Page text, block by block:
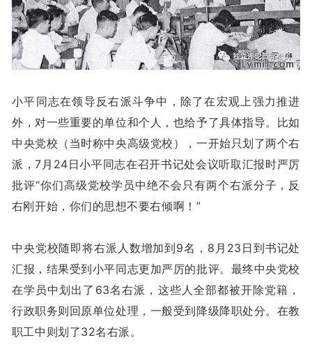
小平同志在领导反右派斗争中，除了在宏观上强力推进
外，对一些重要的单位和个人，也给予了具体指导。比如
中央党校（当时称中央高级党校），一开始只划了两个右
派，7月24日小平同志在召开书记处会议听取汇报时严厉
批评“你们高级党校学员中绝不会只有两个右派分子，反
右刚开始，你们的思想不要右倾啊！”
中央党校随即将右派人数增加到9名，8月23日到书记处
汇报，结果受到小平同志更加严厉的批评。最终中央党校
在学员中划出了63名右派，这些人全部都被开除党籍，
行政职务则回原单位处理，一般受到降级降职处分。在教
职工中则划了32名右派。